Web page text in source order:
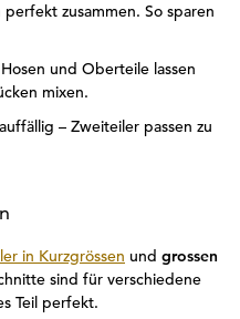
perfekt zusammen. So sparen
Hosen und Oberteile lassen
mixen.
– Zweiteiler passen zu
in Kurzgrössen und grossen
sind für verschiedene
Teil perfekt.